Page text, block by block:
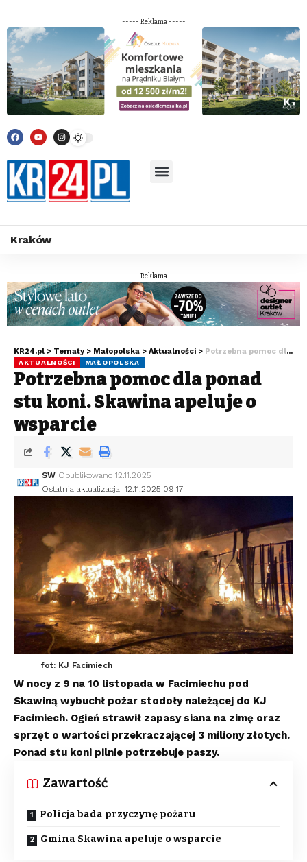
----- Reklama -----
Kraków
----- Reklama -----
KR24.pl > Tematy > Małopolska > Aktualności > Potrzebna pomoc dla ponad stu koni. Skawina apeluje o wsparcie
AKTUALNOŚCI MAŁOPOLSKA
Potrzebna pomoc dla ponad
stu koni. Skawina apeluje o
wsparcie
Ostatnia aktualizacja: 12.11.2025 09:17
SW Opublikowano 12.11.2025
fot: KJ Facimiech
W nocy z 9 na 10 listopada w Facimiechu pod
Skawiną wybuchł pożar stodoły należącej do KJ
Facimiech. Ogień strawił zapasy siana na zimę oraz
sprzęt o wartości przekraczającej 3 miliony złotych.
Ponad stu koni pilnie potrzebuje paszy.
Zawartość
Policja bada przyczynę pożaru
Gmina Skawina apeluje o wsparcie